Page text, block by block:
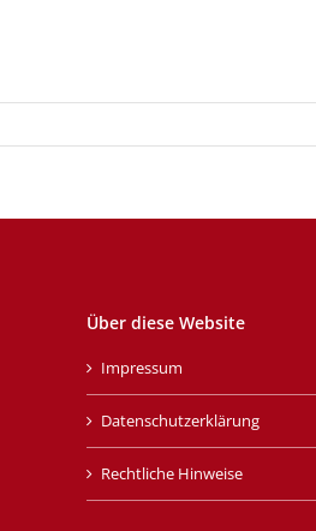
Über diese Website
Impressum
Datenschutzerklärung
Rechtliche Hinweise